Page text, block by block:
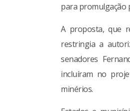
para promulgação
A proposta, que
restringia a
senadores
incluíram no
minérios.